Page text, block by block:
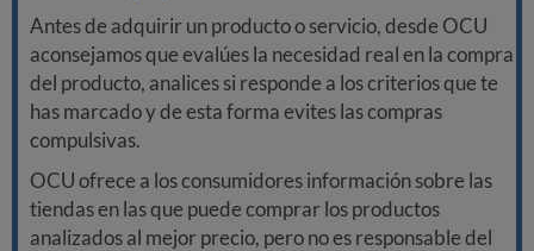
Antes de adquirir un producto o servicio, desde OCU
aconsejamos que evalúes la necesidad real en la compra
del producto, analices si responde a los criterios que te
has marcado y de esta forma evites las compras
compulsivas.
OCU ofrece a los consumidores información sobre las
tiendas en las que puede comprar los productos
analizados al mejor precio, pero no es responsable del